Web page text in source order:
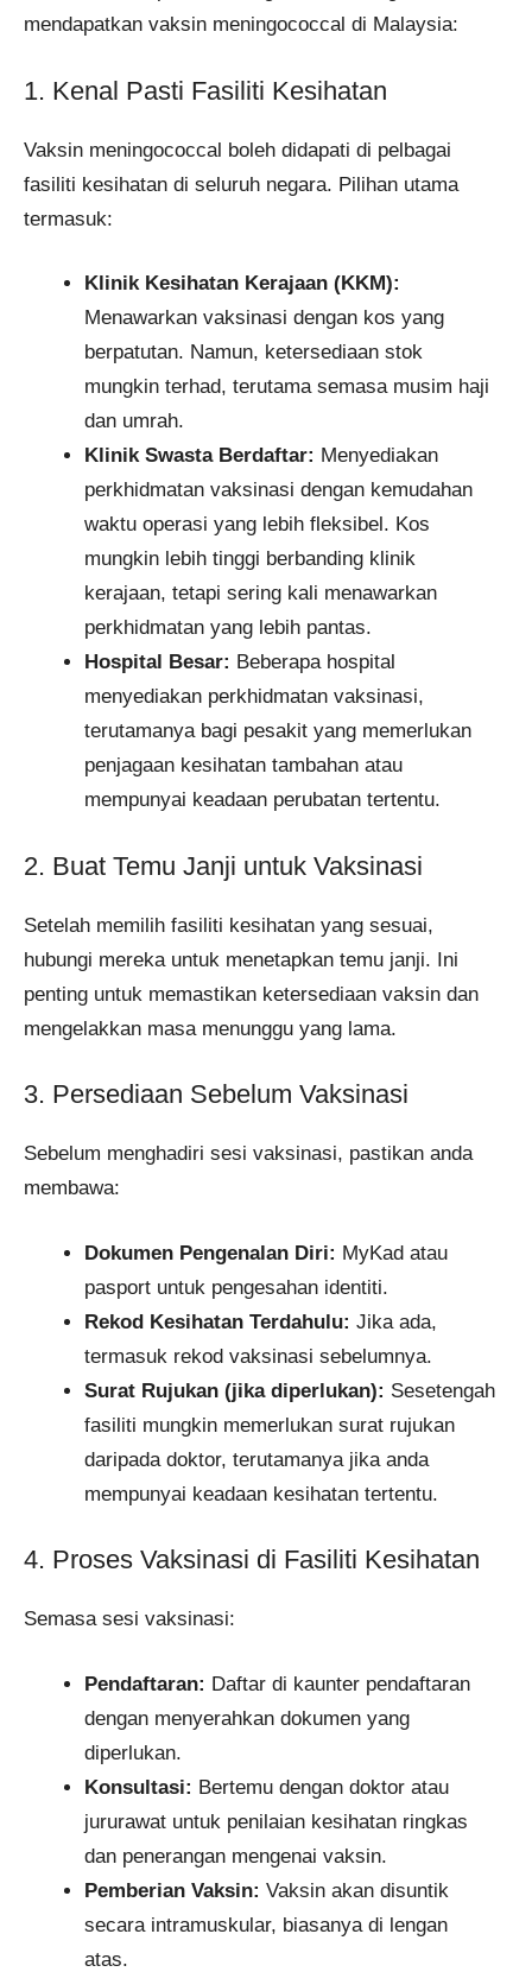
mendapatkan vaksin meningococcal di Malaysia:​
1. Kenal Pasti Fasiliti Kesihatan
Vaksin meningococcal boleh didapati di pelbagai
fasiliti kesihatan di seluruh negara. Pilihan utama
termasuk:​
Klinik Kesihatan Kerajaan (KKM):
Menawarkan vaksinasi dengan kos yang
berpatutan. Namun, ketersediaan stok
mungkin terhad, terutama semasa musim haji
dan umrah.​
Klinik Swasta Berdaftar: Menyediakan
perkhidmatan vaksinasi dengan kemudahan
waktu operasi yang lebih fleksibel. Kos
mungkin lebih tinggi berbanding klinik
kerajaan, tetapi sering kali menawarkan
perkhidmatan yang lebih pantas.​
Hospital Besar: Beberapa hospital
menyediakan perkhidmatan vaksinasi,
terutamanya bagi pesakit yang memerlukan
penjagaan kesihatan tambahan atau
mempunyai keadaan perubatan tertentu.​
2. Buat Temu Janji untuk Vaksinasi
Setelah memilih fasiliti kesihatan yang sesuai,
hubungi mereka untuk menetapkan temu janji. Ini
penting untuk memastikan ketersediaan vaksin dan
mengelakkan masa menunggu yang lama.​
3. Persediaan Sebelum Vaksinasi
Sebelum menghadiri sesi vaksinasi, pastikan anda
membawa:
Dokumen Pengenalan Diri: MyKad atau
pasport untuk pengesahan identiti.
Rekod Kesihatan Terdahulu: Jika ada,
termasuk rekod vaksinasi sebelumnya.
Surat Rujukan (jika diperlukan): Sesetengah
fasiliti mungkin memerlukan surat rujukan
daripada doktor, terutamanya jika anda
mempunyai keadaan kesihatan tertentu.​
4. Proses Vaksinasi di Fasiliti Kesihatan
Semasa sesi vaksinasi:
Pendaftaran: Daftar di kaunter pendaftaran
dengan menyerahkan dokumen yang
diperlukan.​
Konsultasi: Bertemu dengan doktor atau
jururawat untuk penilaian kesihatan ringkas
dan penerangan mengenai vaksin.​
Pemberian Vaksin: Vaksin akan disuntik
secara intramuskular, biasanya di lengan
atas.​